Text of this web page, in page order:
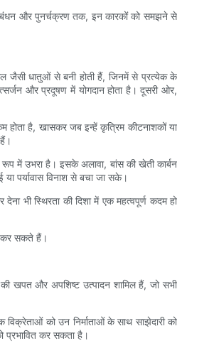
और पुनर्चक्रण तक, इन कारकों को समझने से
जैसी धातुओं से बनी होती हैं, जिनमें से प्रत्येक के
और प्रदूषण में योगदान होता है। दूसरी ओर,
होता है, खासकर जब इन्हें कृत्रिम कीटनाशकों या
में उभरा है। इसके अलावा, बांस की खेती कार्बन
पर्यावास विनाश से बचा जा सके।
भी स्थिरता की दिशा में एक महत्वपूर्ण कदम हो
कर सकते हैं।
की खपत और अपशिष्ट उत्पादन शामिल हैं, जो सभी
को उन निर्माताओं के साथ साझेदारी को
प्रभावित कर सकता है।